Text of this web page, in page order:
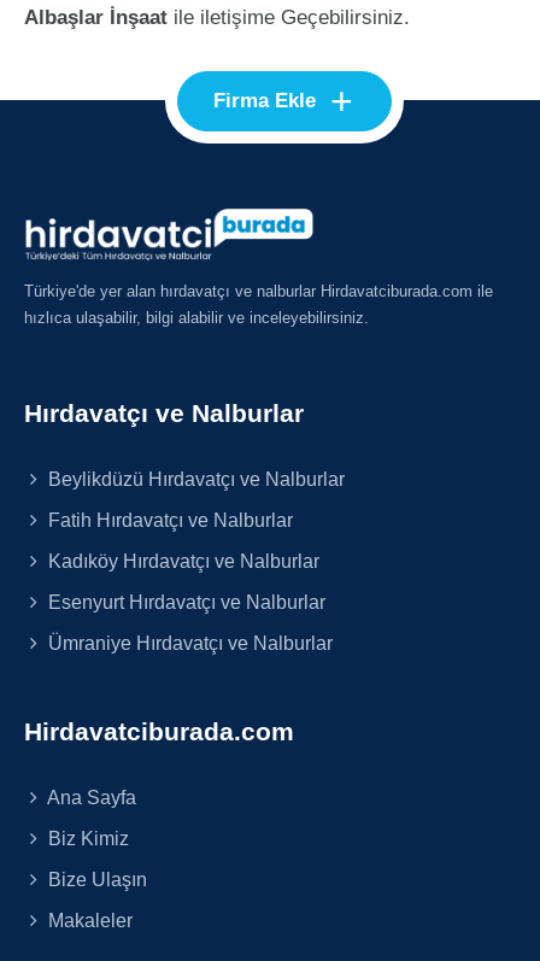
Albaşlar İnşaat ile iletişime Geçebilirsiniz.
Firma Ekle +
Türkiye'de yer alan hırdavatçı ve nalburlar Hirdavatciburada.com ile
hızlıca ulaşabilir, bilgi alabilir ve inceleyebilirsiniz.
Hırdavatçı ve Nalburlar
Beylikdüzü Hırdavatçı ve Nalburlar
Fatih Hırdavatçı ve Nalburlar
Kadıköy Hırdavatçı ve Nalburlar
Esenyurt Hırdavatçı ve Nalburlar
Ümraniye Hırdavatçı ve Nalburlar
Hirdavatciburada.com
Ana Sayfa
Biz Kimiz
Bize Ulaşın
Makaleler